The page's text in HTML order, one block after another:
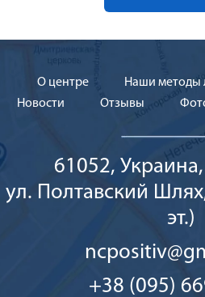
О центре Наши методы
Новости
Отзывы
61052,
ул. Полтавский
эт.)
+38 (095)